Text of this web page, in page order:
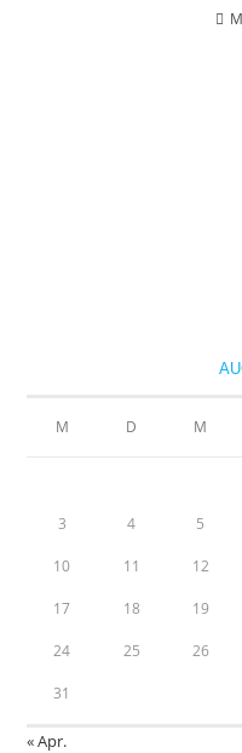
M D M
3 4 5
10 11 12
17 18 19
24 25 26
31
« Apr.